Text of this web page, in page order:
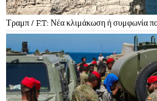
Τραμπ / F.T: Νέα κλιμάκωση ή συμφωνία